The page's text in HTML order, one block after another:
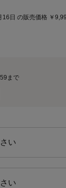
日 の販売価格 ￥
まで
い
い